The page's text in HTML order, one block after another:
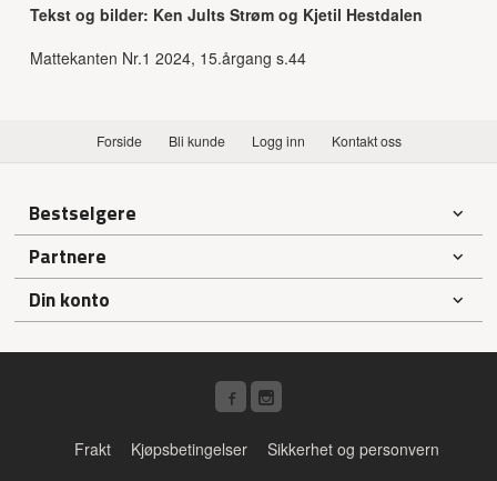
Tekst og bilder: Ken Jults Strøm og Kjetil Hestdalen
Mattekanten Nr.1 2024, 15.årgang s.44
Forside Bli kunde Logg inn Kontakt oss
Bestselgere
Partnere
Din konto
Frakt Kjøpsbetingelser
Sikkerhet og personvern